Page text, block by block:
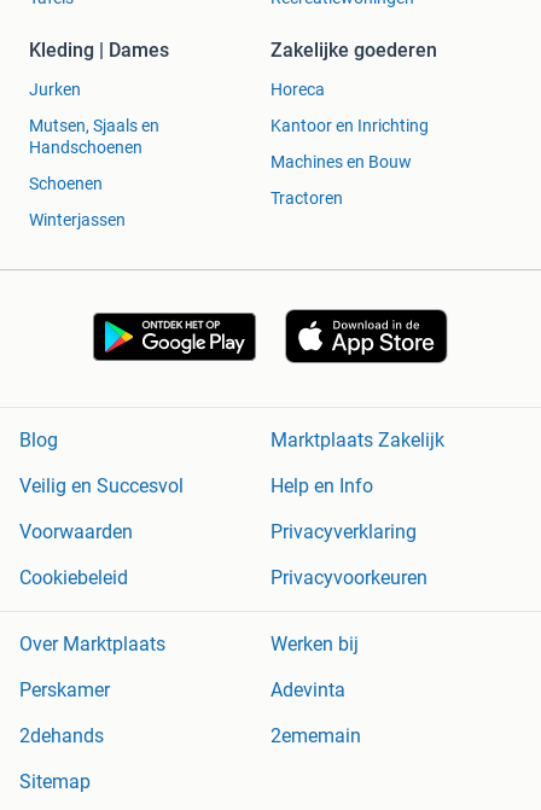
Kleding | Dames
Jurken
Mutsen, Sjaals en
Handschoenen
Schoenen
Winterjassen
Zakelijke goederen
Horeca
Kantoor en Inrichting
Machines en Bouw
Tractoren
Blog
Marktplaats Zakelijk
Veilig en Succesvol
Help en Info
Voorwaarden
Privacyverklaring
Cookiebeleid
Privacyvoorkeuren
Over Marktplaats
Werken bij
Perskamer
Adevinta
2dehands
2ememain
Sitemap